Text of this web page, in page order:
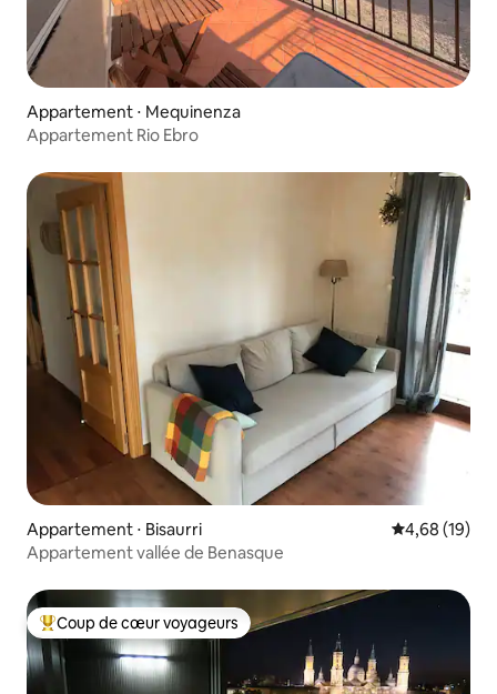
Appartement ⋅ Mequinenza
Appartement Rio Ebro
Appartement ⋅ Bisaurri Évaluation
4,68 (19)
Appartement vallée de Benasque
Coups de cœur voyageurs les plus appréciés
Coup de cœur voyageurs